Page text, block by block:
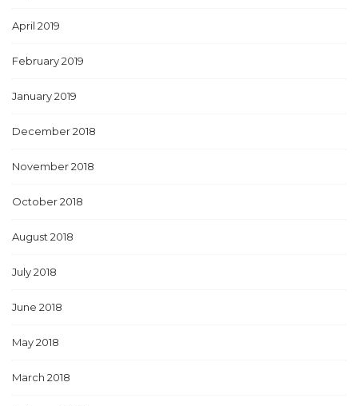
April 2019
February 2019
January 2019
December 2018
November 2018
October 2018
August 2018
July 2018
June 2018
May 2018
March 2018